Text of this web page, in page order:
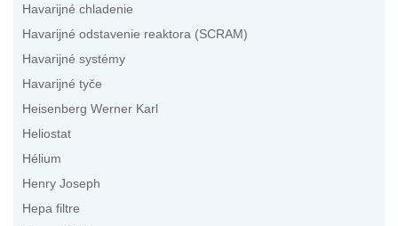
Havarijné chladenie
Havarijné odstavenie reaktora (SCRAM)
Havarijné systémy
Havarijné tyče
Heisenberg Werner Karl
Heliostat
Hélium
Henry Joseph
Hepa filtre